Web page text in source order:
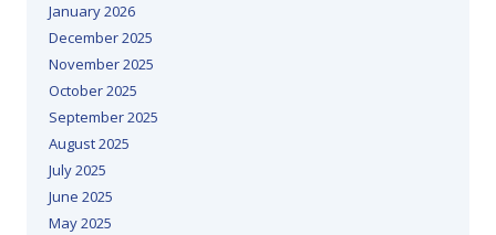
January 2026
December 2025
November 2025
October 2025
September 2025
August 2025
July 2025
June 2025
May 2025